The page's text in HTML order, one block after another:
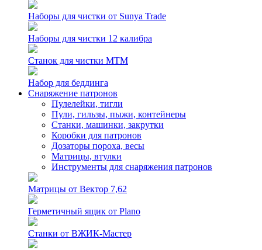
Наборы для чистки от Sunya Trade
Наборы для чистки 12 калибра
Станок для чистки MTM
Набор для беддинга
Снаряжение патронов
Пулелейки, тигли
Пули, гильзы, пыжи, контейнеры
Станки, машинки, закрутки
Коробки для патронов
Дозаторы пороха, весы
Матрицы, втулки
Инструменты для снаряжения патронов
Матрицы от Вектор 7,62
Герметичный ящик от Plano
Станки от ВЖИК-Мастер